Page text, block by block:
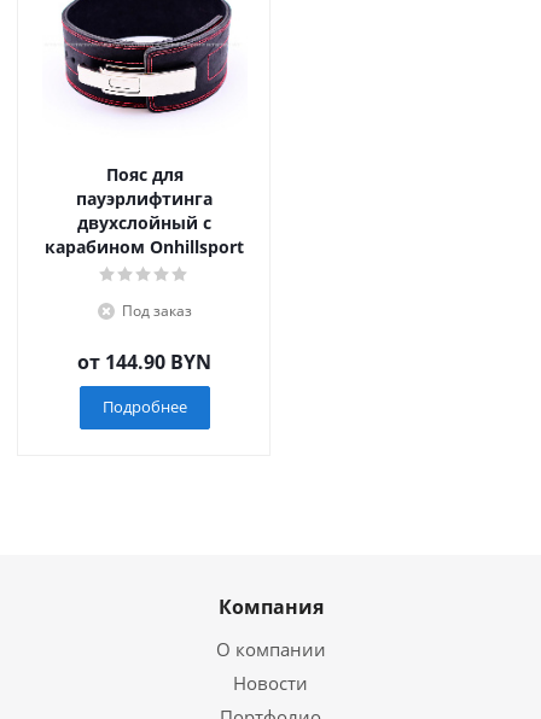
Пояс для
пауэрлифтинга
двухслойный с
карабином Onhillsport
Под заказ
от 144.90 BYN
Подробнее
Компания
О компании
Новости